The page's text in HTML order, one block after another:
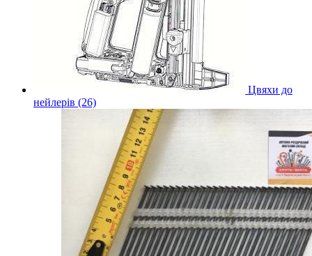
Цвяхи до
нейлерів (26)